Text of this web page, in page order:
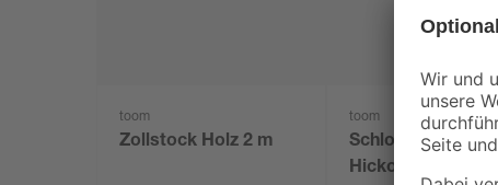
toom
Zollstock Holz 2 m
toom
Schlosserhammer
Hickory 200 g